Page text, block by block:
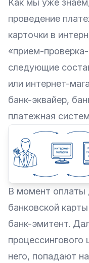
Как мы уже
проведение
карточки в
«прием-
следующие
или интернет-
банк-эквайер,
платежная
В момент оплаты
банковской
банк-эмитент.
него, попадают